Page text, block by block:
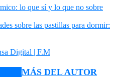
lo que sí y lo que no sobre
sobre las pastillas para dormir:
Digital | F.M
MÁS DEL AUTOR